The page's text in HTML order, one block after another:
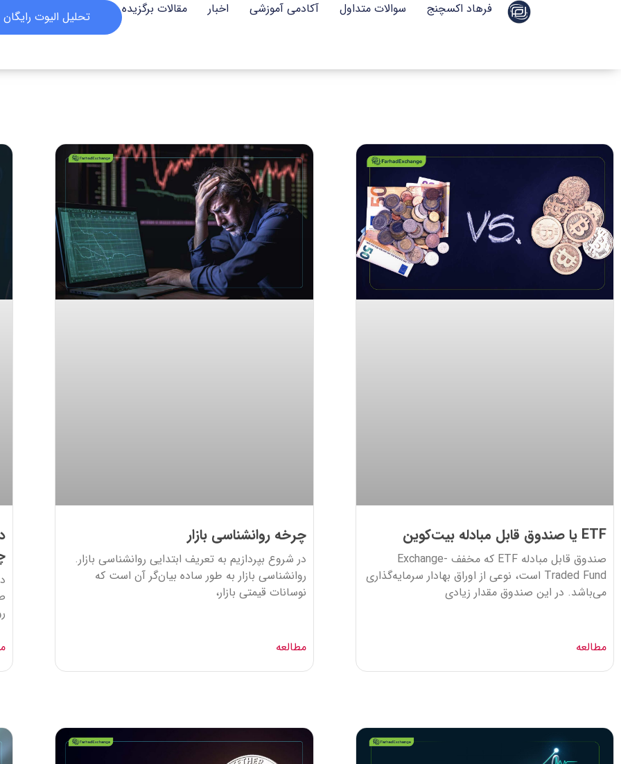
فرهاد اکسچنج سوالات متداول آکادمی آموزشی اخبار مقالات برگزیده تحلیل الیوت رایگان
ETF یا صندوق قابل مبادله بیت‌کوین
صندوق قابل مبادله ETF که مخفف Exchange-
Traded Fund است، نوعی از اوراق بهادار سرمایه‌گذاری
می‌باشد. در این صندوق مقدار زیادی
مطالعه
چرخه روانشناسی بازار
در شروع بپردازیم به تعریف ابتدایی روانشناسی بازار.
روانشناسی بازار به طور ساده بیان‌گر آن است که
نوسانات قیمتی بازار،
مطالعه